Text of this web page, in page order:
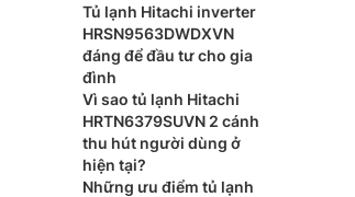
cánh
Tủ lạnh Hitachi inverter
HRSN9563DWDXVN
đáng để đầu tư cho gia
đình
Vì sao tủ lạnh Hitachi
HRTN6379SUVN 2 cánh
thu hút người dùng ở
hiện tại?
Những ưu điểm tủ lạnh